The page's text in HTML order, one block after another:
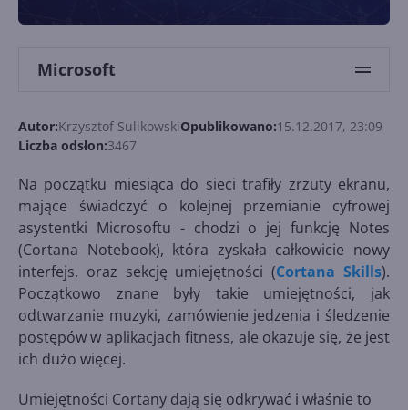
Microsoft
Autor:Krzysztof SulikowskiOpublikowano:15.12.2017, 23:09
Liczba odsłon:3467
Na początku miesiąca do sieci trafiły zrzuty ekranu,
mające świadczyć o kolejnej przemianie cyfrowej
asystentki Microsoftu - chodzi o jej funkcję Notes
(Cortana Notebook), która zyskała całkowicie nowy
interfejs, oraz sekcję umiejętności (Cortana Skills).
Początkowo znane były takie umiejętności, jak
odtwarzanie muzyki, zamówienie jedzenia i śledzenie
postępów w aplikacjach fitness, ale okazuje się, że jest
ich dużo więcej.
Umiejętności Cortany dają się odkrywać i właśnie to